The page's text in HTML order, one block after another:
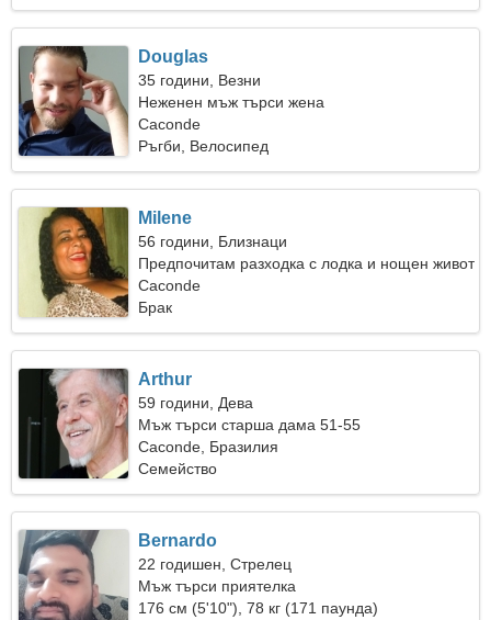
Douglas
35 години, Везни
Неженен мъж търси жена
Caconde
Ръгби, Велосипед
Milene
56 години, Близнаци
Предпочитам разходка с лодка и нощен живот
Caconde
Брак
Arthur
59 години, Дева
Мъж търси старша дама 51-55
Caconde, Бразилия
Семейство
Bernardo
22 годишен, Стрелец
Мъж търси приятелка
176 см (5'10"), 78 кг (171 паунда)